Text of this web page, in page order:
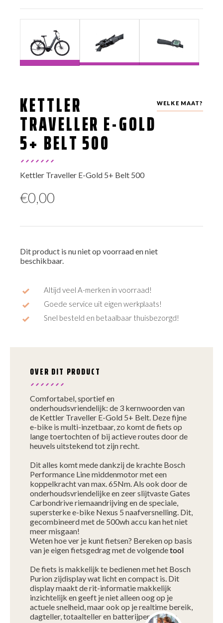
WELKE MAAT?
KETTLER
TRAVELLER E-GOLD
5+ BELT 500
Kettler Traveller E-Gold 5+ Belt 500
€0,00
Dit product is nu niet op voorraad en niet
beschikbaar.
Altijd veel A-merken in voorraad!
Goede service uit eigen werkplaats!
Snel besteld en betaalbaar thuisbezorgd!
OVER DIT PRODUCT
Comfortabel, sportief en
onderhoudsvriendelijk: de 3 kernwoorden van
de Kettler Traveller E-Gold 5+ Belt. Deze fijne
e-bike is multi-inzetbaar, zo komt de fiets op
lange toertochten of bij actieve routes door de
heuvels uitstekend tot zijn recht.
Dit alles komt mede dankzij de krachte Bosch
Performance Line middenmotor met een
koppelkracht van max. 65Nm. Als ook door de
onderhoudsvriendelijke en zeer slijtvaste Gates
Carbondrive riemaandrijving en de speciale,
supersterke e-bike Nexus 5 naafversnelling. Dit,
gecombineerd met de 500wh accu kan het niet
meer misgaan!
Weten hoe ver je kunt fietsen? Bereken op basis
van je eigen fietsgedrag met de volgendetool
De fiets is makkelijk te bedienen met het Bosch
Purion zijdisplay wat licht en compact is. Dit
display maakt de rit-informatie makkelijk
inzichtelijk en geeft je niet alleen oog op je
actuele snelheid, maar ook op je realtime bereik,
dagteller, totaalteller en batterijpercentage.